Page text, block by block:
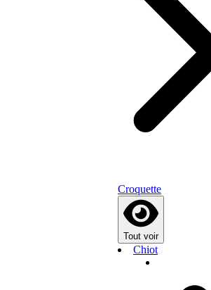
Croquette
Tout voir
Chiot